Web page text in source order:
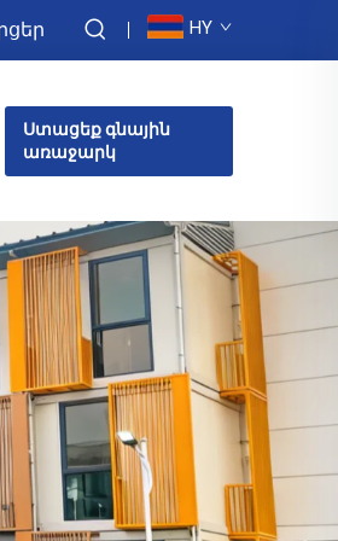
HY
Ստացեք գնային
առաջարկ